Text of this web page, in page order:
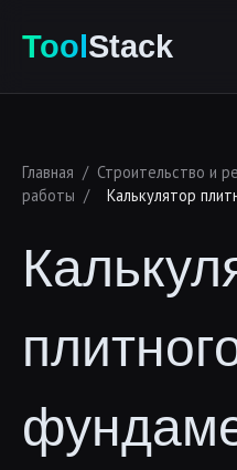
ToolStack
Главная / Строительство и
работы / Калькулятор